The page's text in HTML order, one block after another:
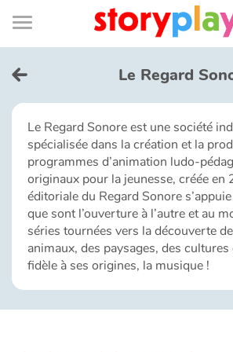
Connexion
Bibliothèque
de
page
Menu
Je me connecte
Tester gratuitement
Bibliothèque
Prix
Accueil
Le Regard
Le Regard Sonore est une société
spécialisée dans la création et la
programmes d’animation ludo-
originaux pour la jeunesse, créée en
éditoriale du Regard Sonore
que sont l’ouverture à l’autre et au
séries tournées vers la découverte
animaux, des paysages, des
fidèle à ses origines, la musique !